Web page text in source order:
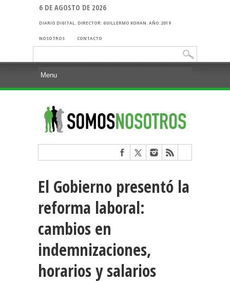
6 DE AGOSTO DE 2026
DIARIO DIGITAL. DIRECTOR: GUILLERMO KOHAN. AÑO:2019
NOSOTROS CONTACTO
El Gobierno presentó la
reforma laboral:
cambios en
indemnizaciones,
horarios y salarios